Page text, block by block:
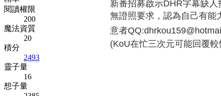
閱讀權限
200
魔法資質
20
積分
2493
靈子量
16
想子量
新番招募啟示DHR字幕缺
無證照要求，認為自己有能
意者
(KoU在忙三次元可能回覆